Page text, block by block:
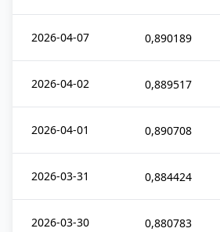
2026-04-07 0,890189
2026-04-02 0,889517
2026-04-01 0,890708
2026-03-31 0,884424
2026-03-30 0,880783